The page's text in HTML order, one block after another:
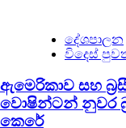
දේශපාලන
විදෙස්
ඇමෙරිකාව සහ
වොෂින්ටන් නුවර
කෙරේ